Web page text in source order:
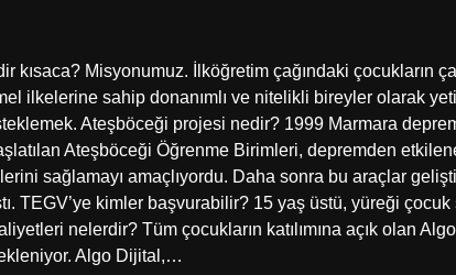
kısaca? Misyonumuz. İlköğretim çağındaki çocukların
ilkelerine sahip donanımlı ve nitelikli bireyler olarak
Ateşböceği projesi nedir? 1999 Marmara
Ateşböceği Öğrenme Birimleri, depremden
sağlamayı amaçlıyordu. Daha sonra bu araçlar
TEGV’ye kimler başvurabilir? 15 yaş üstü, yüreği
nelerdir? Tüm çocukların katılımına açık olan
Algo Dijital,…